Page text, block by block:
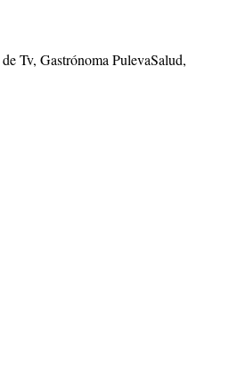
Tv, Gastrónoma PulevaSalud,